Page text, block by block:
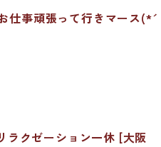
仕事頑張って行きマース(*´
ラクゼーション一休 [大阪